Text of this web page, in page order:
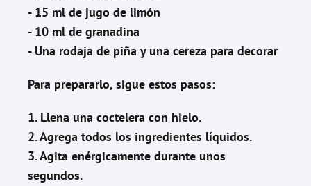
- 15 ml de jugo de limón
- 10 ml de granadina
- Una rodaja de piña y una cereza para decorar
Para prepararlo, sigue estos pasos:
1. Llena una coctelera con hielo.
2. Agrega todos los ingredientes líquidos.
3. Agita enérgicamente durante unos
segundos.